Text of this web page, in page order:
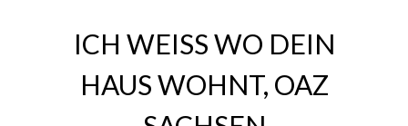
ICH WEISS WO DEIN
HAUS WOHNT, OAZ